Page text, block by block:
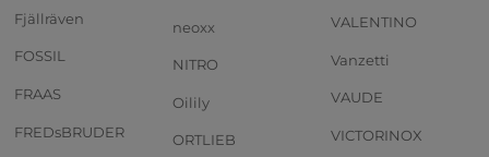
Fjällräven
FOSSIL
FRAAS
FREDsBRUDER
neoxx
NITRO
Oilily
ORTLIEB
VALENTINO
Vanzetti
VAUDE
VICTORINOX